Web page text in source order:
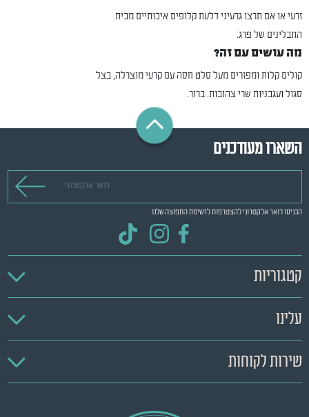
זרעי או אם תרצו גרעיני דלעת קלופים איכותיים מבית
התבלינים של פרג.
מה עושים עם זה?
קולים קלות ומפזרים מעל סלט חסה עם קרעי מוצרלה, בצל
סגול ועגבניות שרי צהובות. ברור.
השארו מעודכנים
הכניסו דואר אלקטרוני להצטרפות לרשימת התפוצה שלנו
קטגוריות
עלינו
שירות לקוחות